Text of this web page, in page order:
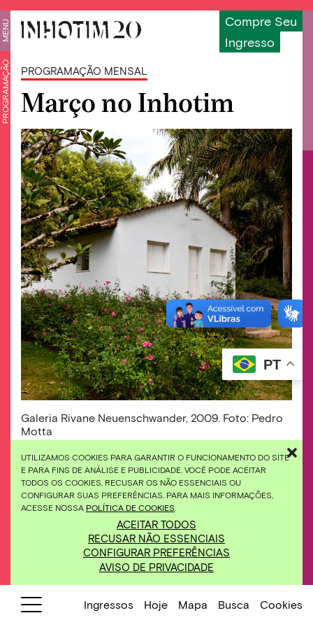
UTILIZAMOS COOKIES PARA GARANTIR O FUNCIONAMENTO DO SITE
E PARA FINS DE ANÁLISE E PUBLICIDADE. VOCÊ PODE ACEITAR
TODOS OS COOKIES, RECUSAR OS NÃO ESSENCIAIS OU
CONFIGURAR SUAS PREFERÊNCIAS. PARA MAIS INFORMAÇÕES,
ACESSE NOSSA POLÍTICA DE COOKIES
ACEITAR TODOS
RECUSAR NÃO ESSENCIAIS
CONFIGURAR PREFERÊNCIAS
AVISO DE PRIVACIDADE
Compre Seu
Ingresso
MENU
PROGRAMAÇÃO
O Inhotim está aberto para visitações de
quarta-feira a domingo no mês de março.
PROGRAMAÇÃO MENSAL
Março no Inhotim
​Galeria Rivane Neuenschwander, 2009. Foto: Pedro
Motta
01/03/2023 Março no Inhotim
Acompanhe este mês
nossa
programação educativa,visitas
mediadas
doprograma
Nascimento e oMuseu
Negra no Instituto.
PT
Ingressos Hoje Mapa Busca Cookies